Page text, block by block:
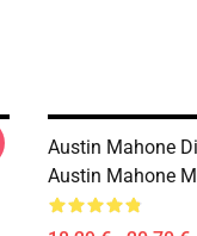
Austin Mahone
Austin Mahone